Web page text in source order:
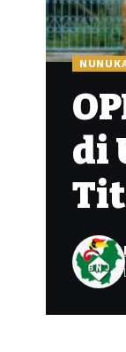
di